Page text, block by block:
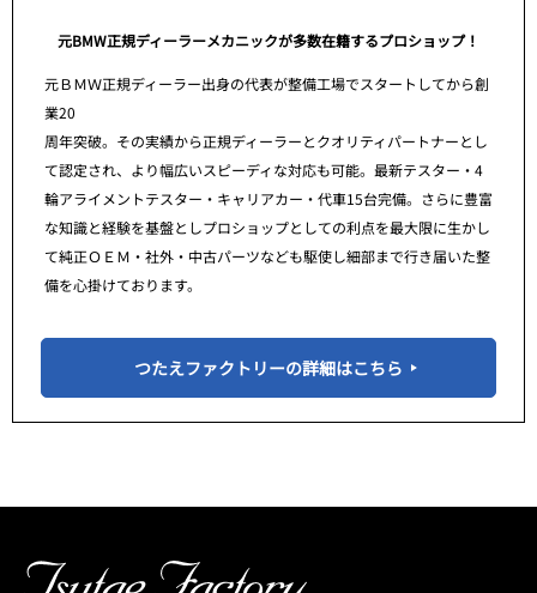
元BMW正規ディーラーメカニックが多数在籍するプロショップ！
元ＢＭＷ正規ディーラー出身の代表が整備工場でスタートしてから創
業20
周年突破。その実績から正規ディーラーとクオリティパートナーとし
て認定され、より幅広いスピーディな対応も可能。最新テスター・4
輪アライメントテスター・キャリアカー・代車15台完備。さらに豊富
な知識と経験を基盤としプロショップとしての利点を最大限に生かし
て純正ＯＥＭ・社外・中古パーツなども駆使し細部まで行き届いた整
備を心掛けております。
つたえファクトリーの詳細はこちら